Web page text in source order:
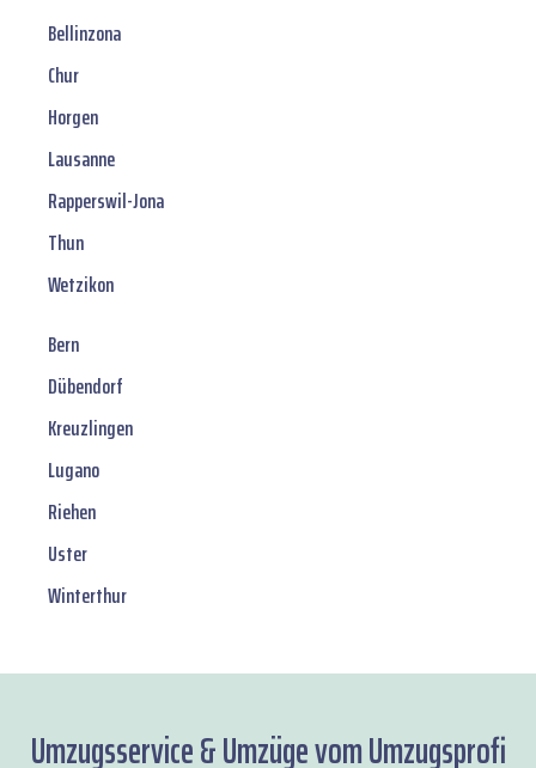
Bellinzona
Chur
Horgen
Lausanne
Rapperswil-Jona
Thun
Wetzikon
Bern
Dübendorf
Kreuzlingen
Lugano
Riehen
Uster
Winterthur
Umzugsservice & Umzüge vom Umzugsprofi